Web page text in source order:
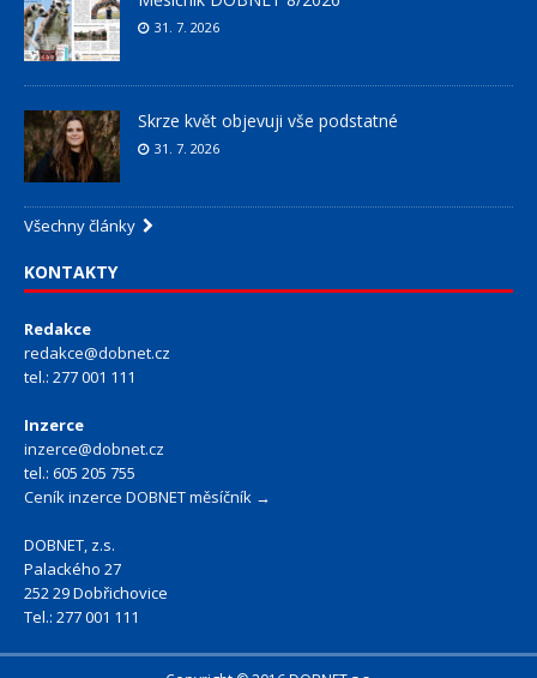
31. 7. 2026
Skrze květ objevuji vše podstatné
31. 7. 2026
Všechny články
KONTAKTY
Redakce
redakce@dobnet.cz
tel.: 277 001 111
Inzerce
inzerce@dobnet.cz
tel.: 605 205 755
Ceník inzerce DOBNET měsíčník →
DOBNET, z.s.
Palackého 27
252 29 Dobřichovice
Tel.: 277 001 111